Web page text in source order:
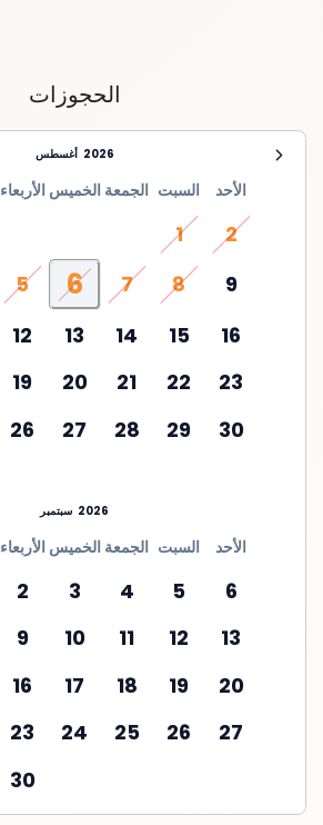
الحجوزات
أغسطس 2026
الأربعاء الخميس الجمعة السبت الأحد
1
2
5 6 7 8
9
12 13 14 15
16
19 20 21 22
23
26 27 28 29
30
سبتمبر 2026
الأربعاء الخميس الجمعة السبت الأحد
2 3 4 5
6
9 10 11 12
13
16 17 18 19
20
23 24 25 26
27
30